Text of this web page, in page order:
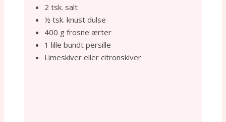
2 tsk. salt
½ tsk. knust dulse
400 g frosne ærter
1 lille bundt persille
Limeskiver eller citronskiver